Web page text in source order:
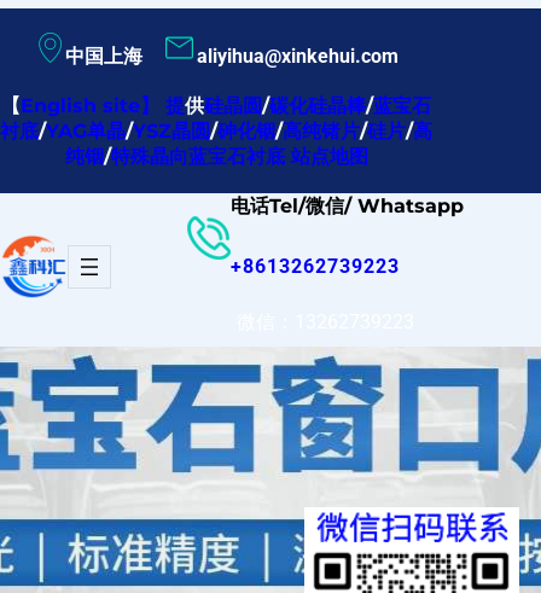
内
容
中国上海 aliyihua@xinkehui.com
【English site】提供硅晶圆/碳化硅晶棒/蓝宝石
衬底/YAG单晶/YSZ晶圆/砷化铟/高纯锗片/硅片/高
纯铟/特殊晶向蓝宝石衬底 站点地图
电话Tel/微信/ Whatsapp
+8613262739223